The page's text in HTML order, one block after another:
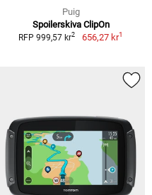
Puig
Spoilerskiva ClipOn
RFP 999,57 kr2 656,27 kr1